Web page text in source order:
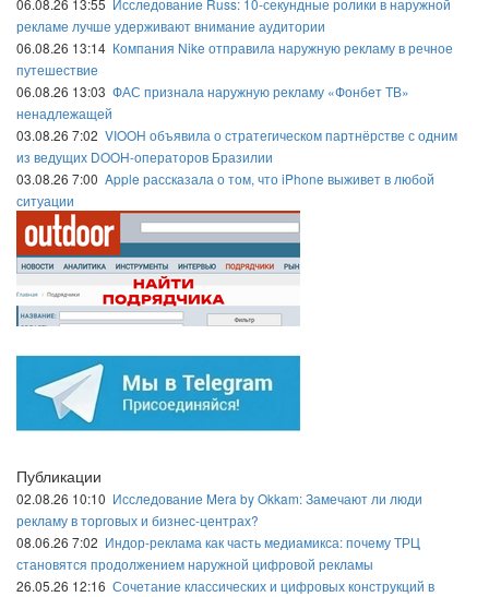
06.08.26 13:55 Исследование Russ: 10-секундные ролики в наружной
рекламе лучше удерживают внимание аудитории
06.08.26 13:14 Компания Nike отправила наружную рекламу в речное
путешествие
06.08.26 13:03 ФАС признала наружную рекламу «Фонбет ТВ»
ненадлежащей
03.08.26 7:02 VIOOH объявила о стратегическом партнёрстве с одним
из ведущих DOOH-операторов Бразилии
03.08.26 7:00 Apple рассказала о том, что iPhone выживет в любой
ситуации
Публикации
02.08.26 10:10 Исследование Mera by Okkam: Замечают ли люди
рекламу в торговых и бизнес-центрах?
08.06.26 7:02 Индор-реклама как часть медиамикса: почему ТРЦ
становятся продолжением наружной цифровой рекламы
26.05.26 12:16 Сочетание классических и цифровых конструкций в